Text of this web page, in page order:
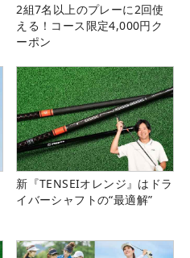
2組7名以上のプレーに2回使
える！コース限定4,000円ク
ーポン
新『TENSEIオレンジ』はドラ
イバーシャフトの“最適解”